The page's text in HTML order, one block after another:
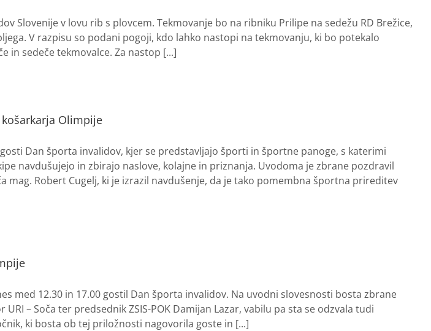
Slovenije v lovu rib s plovcem. Tekmovanje bo na ribniku Prilipe na sedežu RD Brežice,
V razpisu so podani pogoji, kdo lahko nastopi na tekmovanju, ki bo potekalo
in sedeče tekmovalce. Za nastop [...]
Olimpije
Dan športa invalidov, kjer se predstavljajo športi in športne panoge, s katerimi
navdušujejo in zbirajo naslove, kolajne in priznanja. Uvodoma je zbrane pozdravil
mag. Robert Cugelj, ki je izrazil navdušenje, da je tako pomembna športna prireditev
med 12.30 in 17.00 gostil Dan športa invalidov. Na uvodni slovesnosti bosta zbrane
– Soča ter predsednik ZSIS-POK Damijan Lazar, vabilu pa sta se odzvala tudi
ki bosta ob tej priložnosti nagovorila goste in [...]